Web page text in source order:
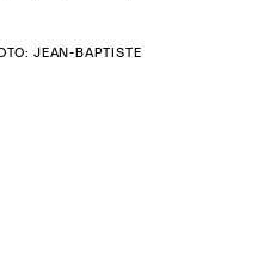
JEAN-BAPTISTE